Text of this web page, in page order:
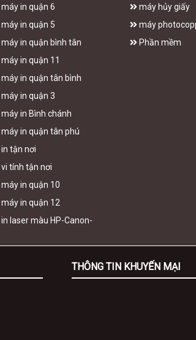
in quận 6
in quận 5
in quận bình tân
in quận 11
in quận tân bình
in quận 3
in Bình chánh
in quận tân phú
tận nơi
tính tận nơi
in quận 10
in quận 12
laser màu HP-Canon-
máy hủy giấy
máy
Phần mềm
THÔNG TIN KHUYẾN MẠI